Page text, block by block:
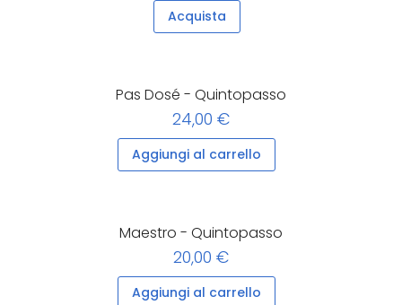
Acquista
Pas Dosé - Quintopasso
24,00 €
Aggiungi al carrello
Maestro - Quintopasso
20,00 €
Aggiungi al carrello